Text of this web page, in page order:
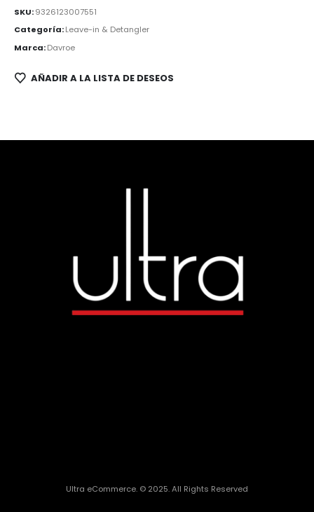
SKU:9326123007551
Categoría:Leave-in & Detangler
Marca:Davroe
AÑADIR A LA LISTA DE DESEOS
Ultra eCommerce. © 2025. All Rights Reserved